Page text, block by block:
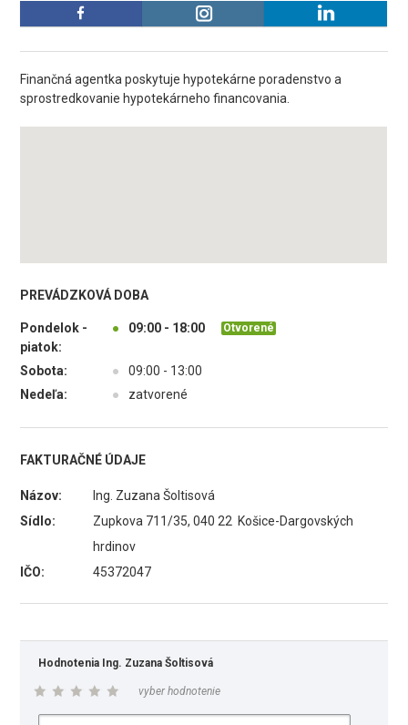
Finančná agentka poskytuje hypotekárne poradenstvo a
sprostredkovanie hypotekárneho financovania.
PREVÁDZKOVÁ DOBA
Pondelok -
piatok:
● 09:00 - 18:00 Otvorené
Sobota: ●
09:00 - 13:00
Nedeľa:
● zatvorené
FAKTURAČNÉ ÚDAJE
Názov:
Ing. Zuzana Šoltisová
Sídlo:
Zupkova 711/35, 040 22 Košice-Dargovských
hrdinov
IČO:
45372047
Hodnotenia Ing. Zuzana Šoltisová
vyber hodnotenie